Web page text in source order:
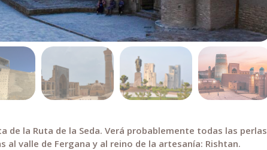
de la Ruta de la Seda. Verá probablemente todas las perlas
al valle de Fergana y al reino de la artesanía: Rishtan.